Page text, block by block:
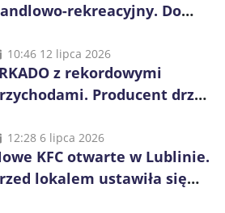
rekreacyjny. Do
10:46 12 lipca 2026
z rekordowymi
Producent drzwi
12:28 6 lipca 2026
KFC otwarte w Lublinie.
lokalem ustawiła się